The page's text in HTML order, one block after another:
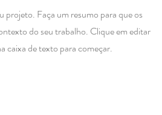
projeto. Faça um resumo para que os
do seu trabalho. Clique em editar
caixa de texto para começar.